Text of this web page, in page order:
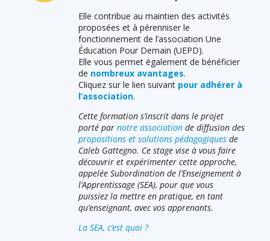
Elle contribue au maintien des activités
proposées et à pérenniser le
fonctionnement de l’association Une
Éducation Pour Demain (UEPD).
Elle vous permet également de bénéficier
de nombreux avantages.
Cliquez sur le lien suivant pour adhérer à
l’association.
Cette formation s’inscrit dans le projet
porté par notre association de diffusion des
propositions et solutions pédagogiques de
Caleb Gattegno. Ce stage vise à vous faire
découvrir et expérimenter cette approche,
appelée Subordination de l’Enseignement à
l’Apprentissage (SEA), pour que vous
puissiez la mettre en pratique, en tant
qu’enseignant, avec vos apprenants.
La SEA, c’est quoi ?